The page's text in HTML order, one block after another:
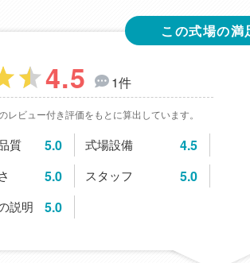
この式場の満
4.5 1件
レビュー付き評価をもとに算出しています。
質 5.0 式場設備 4.5
5.0 スタッフ 5.0
説明 5.0